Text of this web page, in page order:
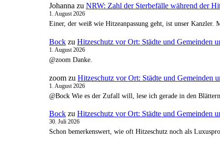
Johanna zu NRW: Zahl der Sterbefälle während der
1. August 2026
Einer, der weiß wie Hitzeanpassung geht, ist unser
Bock zu Hitzeschutz vor Ort: Städte und Gemeinden
1. August 2026
@zoom Danke.
zoom zu Hitzeschutz vor Ort: Städte und Gemeinden
1. August 2026
@Bock Wie es der Zufall will, lese ich gerade in den
Bock zu Hitzeschutz vor Ort: Städte und Gemeinden
30. Juli 2026
Schon bemerkenswert, wie oft Hitzeschutz noch als